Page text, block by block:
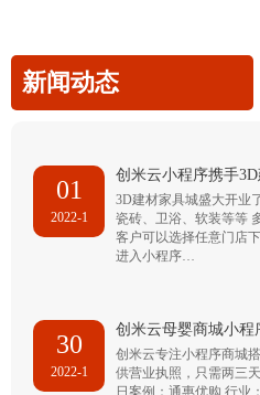
新闻动态
01
2022-1
创米云小程序携手
3D建材家具城盛大开业
瓷砖、卫浴、软装等等
客户可以选择任意门店
进入小程序…
30
2022-1
创米云母婴商城小程
创米云专注小程序商城
供营业执照，只需两三
日案例：通惠优购 行业